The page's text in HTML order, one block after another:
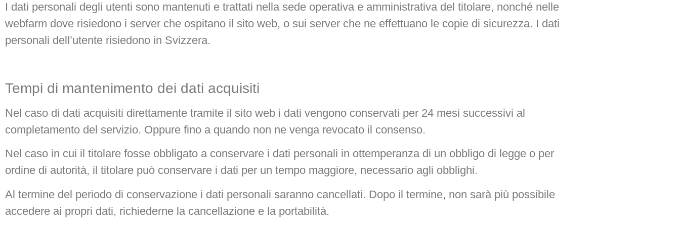
I dati personali degli utenti sono mantenuti e trattati nella sede operativa e amministrativa del titolare, nonché nelle
webfarm dove risiedono i server che ospitano il sito web, o sui server che ne effettuano le copie di sicurezza. I dati
personali dell’utente risiedono in Svizzera.
Tempi di mantenimento dei dati acquisiti
Nel caso di dati acquisiti direttamente tramite il sito web i dati vengono conservati per 24 mesi successivi al
completamento del servizio. Oppure fino a quando non ne venga revocato il consenso.
Nel caso in cui il titolare fosse obbligato a conservare i dati personali in ottemperanza di un obbligo di legge o per
ordine di autorità, il titolare può conservare i dati per un tempo maggiore, necessario agli obblighi.
Al termine del periodo di conservazione i dati personali saranno cancellati. Dopo il termine, non sarà più possibile
accedere ai propri dati, richiederne la cancellazione e la portabilità.